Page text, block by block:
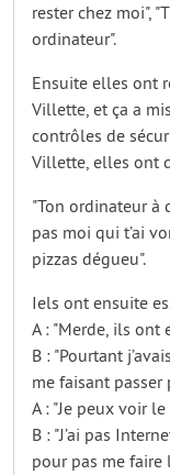
rester chez moi",
ordinateur".
Ensuite elles ont
Villette, et ça a
contrôles de
Villette, elles ont
"Ton ordinateur à
pas moi qui t’ai
pizzas dégueu".
Iels ont ensuite
A : "Merde, ils ont
B : "Pourtant
me faisant
A : "Je peux voir
B : "J’ai pas
pour pas me faire